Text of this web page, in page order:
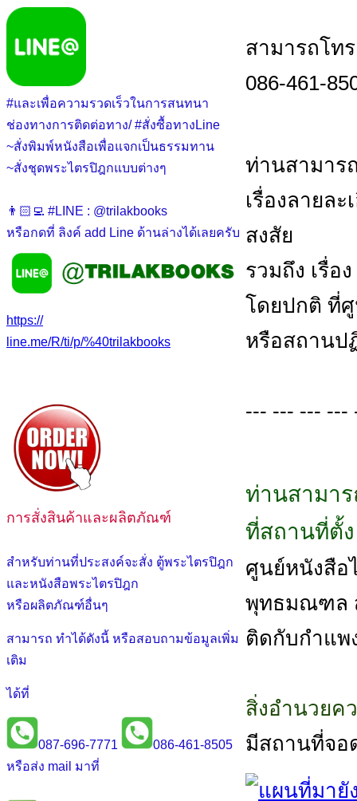
#และเพื่อความรวดเร็วในการสนทนา
ช่องทางการติดต่อทาง/ #สั่งซื้อทางLine
~สั่งพิมพ์หนังสือเพื่อแจกเป็นธรรมทาน
~สั่งชุดพระไตรปิฎกแบบต่างๆ
👨🏻‍💻 #LINE : @trilakbooks
หรือกดที่ ลิงค์ add Line ด้านล่างได้เลยครับ
https://
line.me/R/ti/p/%40trilakbooks
การสั่งสินค้าและผลิตภัณฑ์
สำหรับท่านที่ประสงค์จะสั่ง ตู้พระไตรปิฎก
และหนังสือพระไตรปิฎก
หรือผลิตภัณฑ์อื่นๆ
สามารถ ทำได้ดังนี้ หรือสอบถามข้อมูลเพิ่ม
เติม
ได้ที่
087-696-7771
086-461-8505
หรือส่ง mail มาที่
สามารถโท
086-461-
ท่านสามาร
เรื่องลายล
สงสัย
รวมถึง เรื่อ
โดยปกติ ที่
หรือสถานป
--- --- --- ---
ท่านสามา
ที่สถานที่ตั้
ศูนย์หนังสือ
พุทธมณฑล
ติดกับกำแ
สิ่งอำนวยค
มีสถานที่จอ